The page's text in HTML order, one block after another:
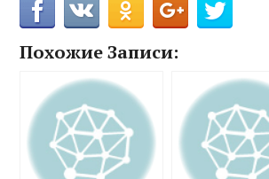
Похожие Записи: